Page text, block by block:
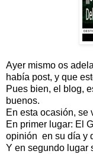
Ayer mismo os
había post, y que
Pues bien, el blog,
buenos.
En esta ocasión, se
En primer lugar: El
opinión en su día y
Y en segundo lugar